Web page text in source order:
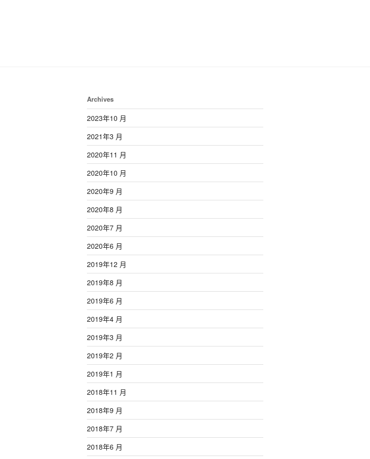
Archives
2023年10 月
2021年3 月
2020年11 月
2020年10 月
2020年9 月
2020年8 月
2020年7 月
2020年6 月
2019年12 月
2019年8 月
2019年6 月
2019年4 月
2019年3 月
2019年2 月
2019年1 月
2018年11 月
2018年9 月
2018年7 月
2018年6 月